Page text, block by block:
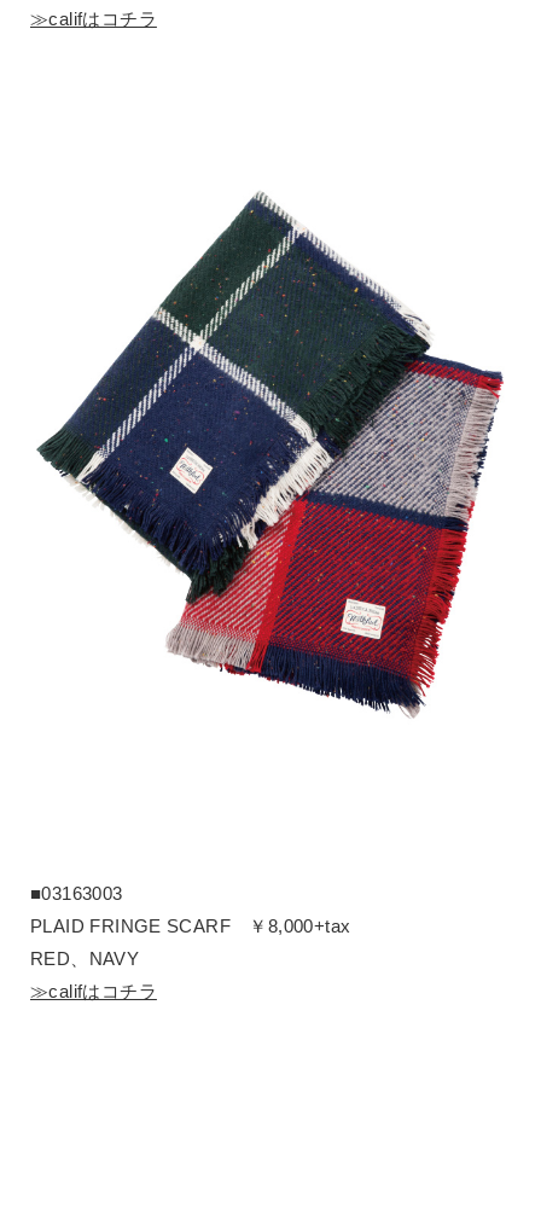
≫califはコチラ
■03163003
PLAID FRINGE SCARF ￥8,000+tax
RED、NAVY
≫califはコチラ